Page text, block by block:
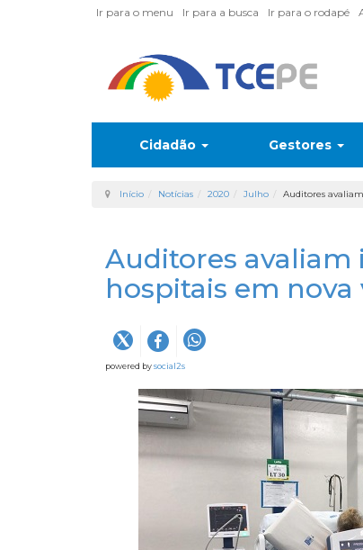
Ir para o menu Ir para a busca Ir para o rodapé
Cidadão Gestores
Início Notícias 2020 Julho Auditores
Auditores
hospitais em nova
powered bysocial2s